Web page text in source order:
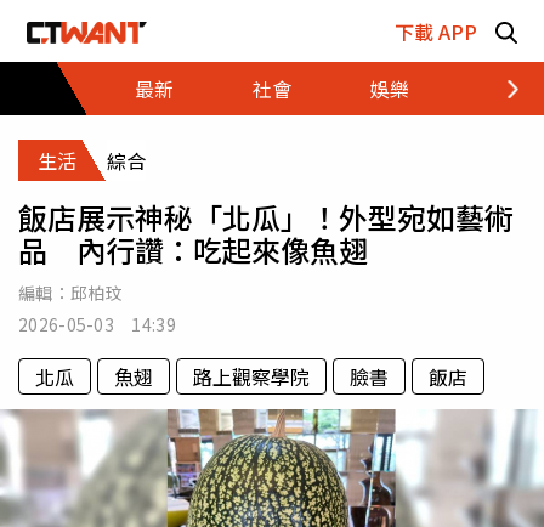
下載 APP
最新
社會 娛樂 財經
生活 綜合
飯店展示神秘「北瓜」！外型宛如藝術
品 內行讚：吃起來像魚翅
編輯： 邱柏玟
2026-05-03 14:39
北瓜 魚翅 路上觀察學院 臉書 飯店